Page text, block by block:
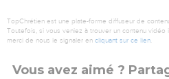
TopChrétien est une plate-forme diffuseur de
Toutefois, si vous veniez à trouver un contenu vidéo
merci de nous le signaler en cliquant sur ce lien.
Vous avez aimé ?